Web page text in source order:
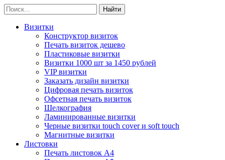
Визитки
Конструктор визиток
Печать визиток дешево
Пластиковые визитки
Визитки 1000 шт за 1450 рублей
VIP визитки
Заказать дизайн визитки
Цифровая печать визиток
Офсетная печать визиток
Шелкография
Ламинированные визитки
Черные визитки touch cover и soft touch
Магнитные визитки
Листовки
Печать листовок А4